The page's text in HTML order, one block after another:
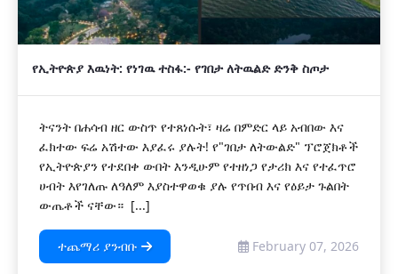
የኢትዮጵያ እዉነት: የነገዉ ተስፋ:- የገበታ ለትዉልድ ድንቅ ስጦታ
ትናንት በሐሳብ ዘር ውስጥ የተጸነሱት፣ ዛሬ በምድር ላይ አብበው እና
ፈክተው ፍሬ አሽተው እያፈሩ ያሉት! የ"ገበታ ለትውልድ" ፕሮጀክቶች
የኢትዮጵያን የተደበቀ ውበት እንዲሁም የተዘነጋ የታሪክ እና የተፈጥሮ
ሀብት እየገለጡ ለዓለም እያስተዋወቁ ያሉ የጥበብ እና የዕይታ ጉልበት
ውጤቶች ናቸው። [...]
ተጨማሪ ያንብቡ February 07, 2026